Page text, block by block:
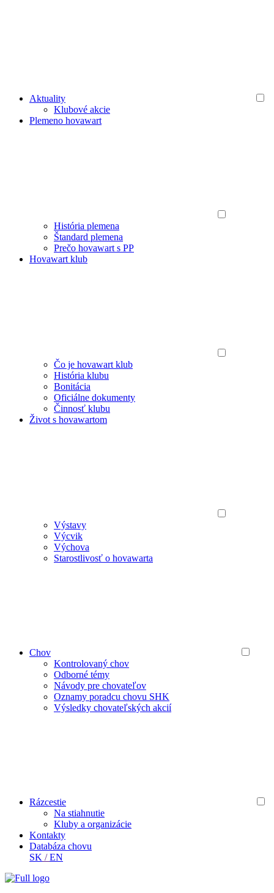
Aktuality
Klubové akcie
Plemeno hovawart
História plemena
Štandard plemena
Prečo hovawart s PP
Hovawart klub
Čo je hovawart klub
História klubu
Bonitácia
Oficiálne dokumenty
Činnosť klubu
Život s hovawartom
Výstavy
Výcvik
Výchova
Starostlivosť o hovawarta
Chov
Kontrolovaný chov
Odborné témy
Návody pre chovateľov
Oznamy poradcu chovu SHK
Výsledky chovateľských akcií
Rázcestie
Na stiahnutie
Kluby a organizácie
Kontakty
Databáza chovu
SK /EN